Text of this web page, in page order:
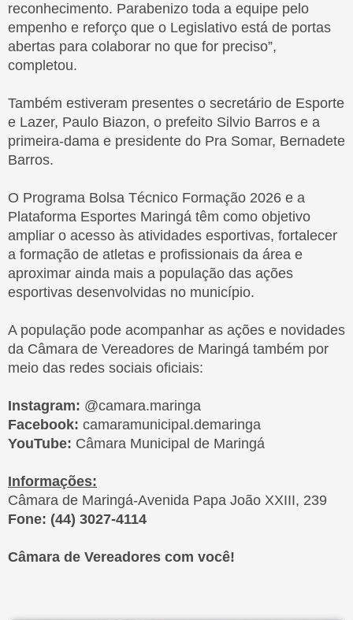
AUDIÊNCIAS
PÚBLICAS
PERGUNTAS
FREQUENTES -
CARTA DE
WEBMAIL
LGPD
BANCO DE
IDEIAS
LEGISLATIVAS
reconhecimento. Parabenizo toda a equipe pelo
empenho e reforço que o Legislativo está de portas
abertas para colaborar no que for preciso”,
completou.
Também estiveram presentes o secretário de Esporte
e Lazer, Paulo Biazon, o prefeito Silvio Barros e a
primeira-dama e presidente do Pra Somar, Bernadete
Barros.
O Programa Bolsa Técnico Formação 2026 e a
Plataforma Esportes Maringá têm como objetivo
ampliar o acesso às atividades esportivas, fortalecer
a formação de atletas e profissionais da área e
aproximar ainda mais a população das ações
esportivas desenvolvidas no município.
A população pode acompanhar as ações e novidades
da Câmara de Vereadores de Maringá também por
meio das redes sociais oficiais:
Instagram: @camara.maringa
Facebook: camaramunicipal.demaringa
YouTube: Câmara Municipal de Maringá
Informações:
Câmara de Maringá-Avenida Papa João XXIII, 239
Fone: (44) 3027-4114
Câmara de Vereadores com você!